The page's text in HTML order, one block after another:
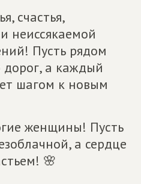
счастья,
неиссякаемой
Пусть рядом
дорог, а каждый
шагом к новым
женщины! Пусть
а сердце
🌸